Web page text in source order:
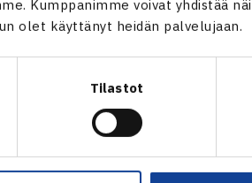
Kumppanimme voivat yhdistää
olet käyttänyt heidän palvelujaan.
Tilastot